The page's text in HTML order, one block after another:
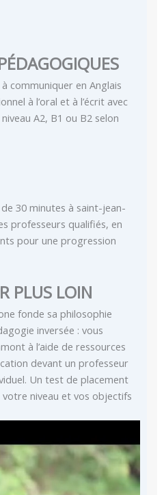
communiquer en Anglais
à l’oral et à l’écrit avec
A2, B1 ou B2 selon
30 minutes à saint-jean-
professeurs qualifiés, en
pour une progression
PLUS LOIN
fonde sa philosophie
inversée : vous
à l’aide de ressources
devant un professeur
Un test de placement
niveau et vos objectifs